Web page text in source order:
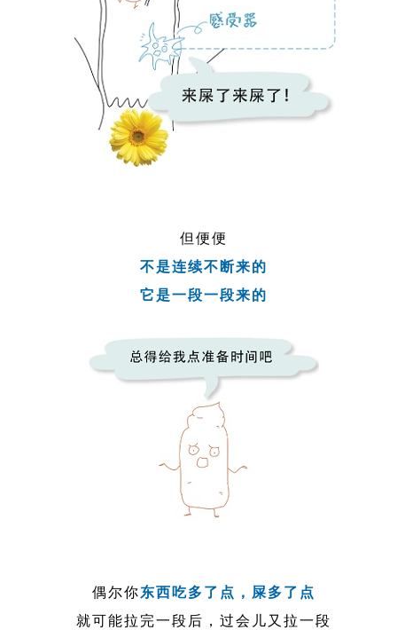
但便便
不是连续不断来的
它是一段一段来的
偶尔你东西吃多了点，屎多了点
就可能拉完一段后，过会儿又拉一段